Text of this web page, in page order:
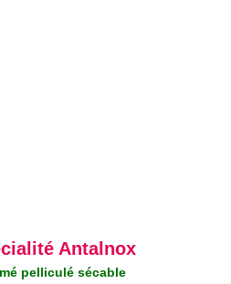
Antalnox
pelliculé sécable